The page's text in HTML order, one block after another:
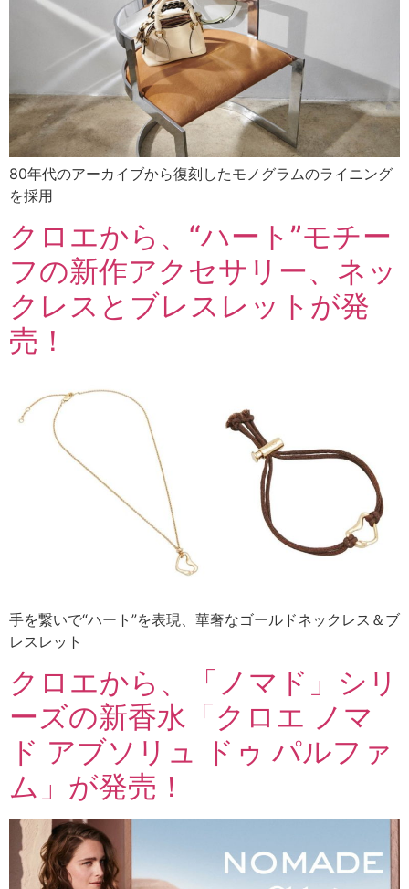
80年代のアーカイブから復刻したモノグラムのライニング
を採用
クロエから、“ハート”モチー
フの新作アクセサリー、ネッ
クレスとブレスレットが発
売！
手を繋いで“ハート”を表現、華奢なゴールドネックレス＆ブ
レスレット
クロエから、「ノマド」シリ
ーズの新香水「クロエ ノマ
ド アブソリュ ドゥ パルファ
ム」が発売！